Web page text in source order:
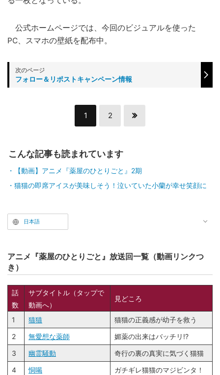
公式ホームページでは、今回のビジュアルを使った
PC、スマホの壁紙を配布中。
フォロー＆リポストキャンペーン情報
1 2
こんな記事も読まれています
【動画】アニメ『薬屋のひとりごと』2期
猫猫の即席アイスが美味しそう！泣いていた小蘭が幸せ笑顔に
日本語
アニメ『薬屋のひとりごと』放送回一覧（動画リンクつ
き）
話
数
サブタイトル（タップで
動画へ）
見どころ
1 猫猫
猫猫の正義感が幼子を救う
2
無愛想な薬師
媚薬の出来はバッチリ!?
3
幽霊騒動
奇行の裏の真実に気づく猫猫
4
恫喝 ガチギレ猫猫のマジビンタ！